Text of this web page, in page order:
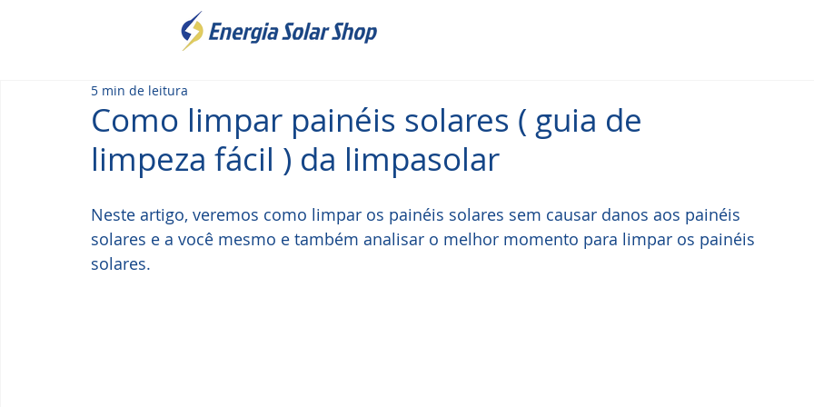
Como limpar painéis solares ( guia de
limpeza fácil ) da limpasolar
5 min de leitura
Neste artigo, veremos como limpar os painéis solares sem causar danos aos painéis
solares e a você mesmo e também analisar o melhor momento para limpar os painéis
solares.